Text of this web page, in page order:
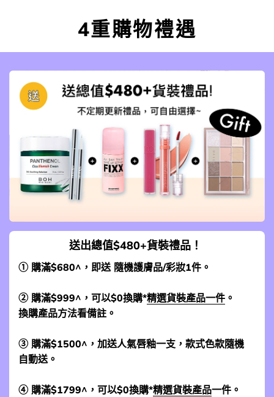
4重購物禮遇
送出總值$480+貨裝禮品！
① 購滿$680^，即送 隨機護膚品/彩妝1件。
② 購滿$999^，可以$0換購*精選貨裝產品一件 。
換購產品方法看備註。
③ 購滿$1500^，加送人氣唇釉一支，款式色款隨機
自動送。
④ 購滿$1799^，可以$0換購*精選貨裝產品一件。